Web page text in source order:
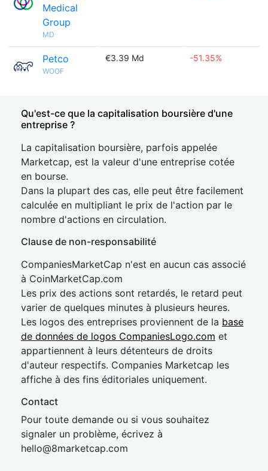
Medical
Group
MD
Petco
WOOF
€3.39 Md -51.35%
Qu'est-ce que la capitalisation boursière d'une
entreprise ?
La capitalisation boursière, parfois appelée
Marketcap, est la valeur d'une entreprise cotée
en bourse.
Dans la plupart des cas, elle peut être facilement
calculée en multipliant le prix de l'action par le
nombre d'actions en circulation.
Clause de non-responsabilité
CompaniesMarketCap n'est en aucun cas associé
à CoinMarketCap.com
Les prix des actions sont retardés, le retard peut
varier de quelques minutes à plusieurs heures.
Les logos des entreprises proviennent de la base
de données de logos CompaniesLogo.com et
appartiennent à leurs détenteurs de droits
d'auteur respectifs. Companies Marketcap les
affiche à des fins éditoriales uniquement.
Contact
Pour toute demande ou si vous souhaitez
signaler un problème, écrivez à
hello@8marketcap.com